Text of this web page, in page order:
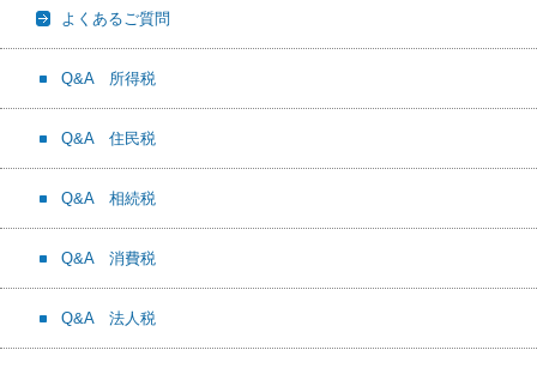
よくあるご質問
Q&A 所得税
Q&A 住民税
Q&A 相続税
Q&A 消費税
Q&A 法人税